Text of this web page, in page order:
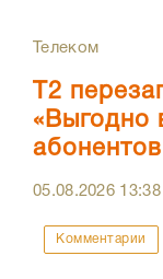
Телеком
Т2
«Выгодно
05.08.2026 13:38
Комментарии